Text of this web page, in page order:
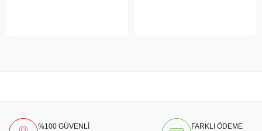
%100 GÜVENLİ
FARKLI ÖDEME